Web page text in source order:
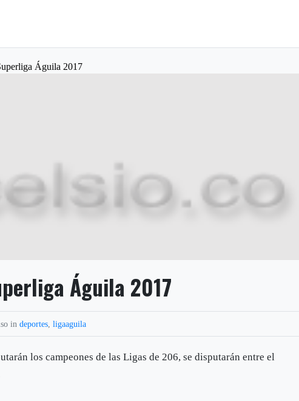
Águila 2017
Águila 2017
indeportes ,ligaaguila
los campeones de las Ligas de 206, se disputarán entre el